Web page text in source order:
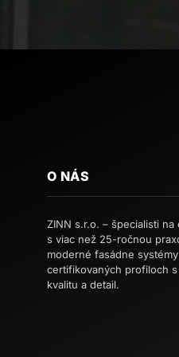
O NÁS
ZINN s.r.o. – špecialisti
s viac než 25-ročnou
moderné fasádne
certifikovaných profiloch
kvalitu a detail.